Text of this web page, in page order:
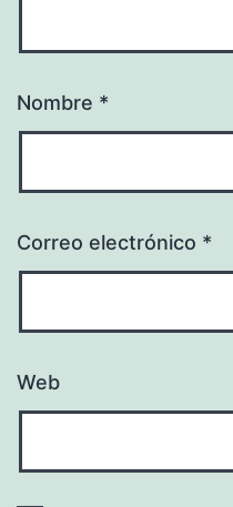
Nombre *
Correo electrónico *
Web